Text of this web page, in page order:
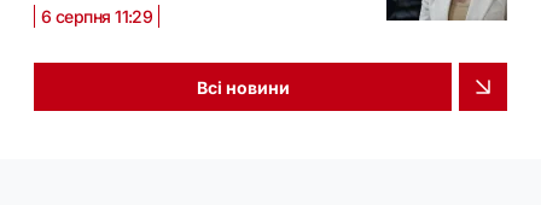
6 серпня 11:29
Всі новини